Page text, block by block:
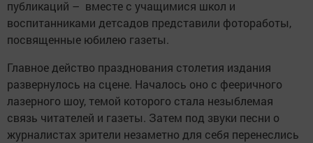
публикаций – вместе с учащимися школ и
воспитанниками детсадов представили фотоработы,
посвященные юбилею газеты.
Главное действо празднования столетия издания
развернулось на сцене. Началось оно с фееричного
лазерного шоу, темой которого стала незыблемая
связь читателей и газеты. Затем под звуки песни о
журналистах зрители незаметно для себя перенеслись